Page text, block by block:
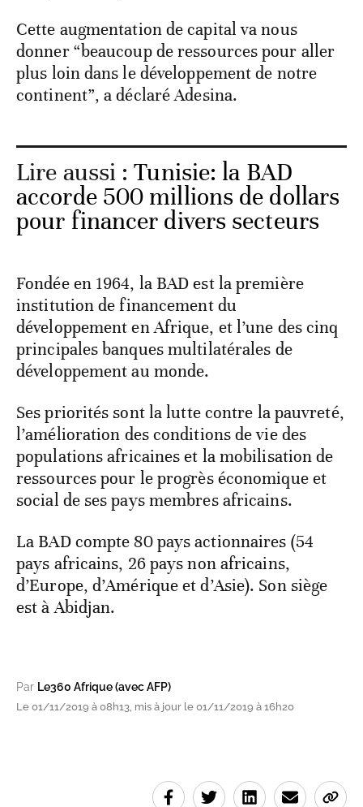
Cette augmentation de capital va nous
donner “beaucoup de ressources pour aller
plus loin dans le développement de notre
continent”, a déclaré Adesina.
Lire aussi :Tunisie: la BAD
accorde 500 millions de dollars
pour financer divers secteurs
Fondée en 1964, la BAD est la première
institution de financement du
développement en Afrique, et l’une des cinq
principales banques multilatérales de
développement au monde.
Ses priorités sont la lutte contre la pauvreté,
l’amélioration des conditions de vie des
populations africaines et la mobilisation de
ressources pour le progrès économique et
social de ses pays membres africains.
La BAD compte 80 pays actionnaires (54
pays africains, 26 pays non africains,
d’Europe, d’Amérique et d’Asie). Son siège
est à Abidjan.
Par Le360 Afrique (avec AFP)
Le 01/11/2019 à 08h13, mis à jour le 01/11/2019 à 16h20